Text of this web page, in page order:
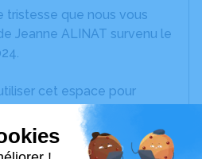
tristesse que nous vous
Jeanne ALINAT survenu le
cet espace pour
partager des photos
ou exprimer vos pensées
ou des textes. Cet endroit